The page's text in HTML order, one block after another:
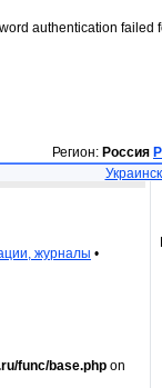
authentication failed
Регион: Россия
журналы •
func/base.php on